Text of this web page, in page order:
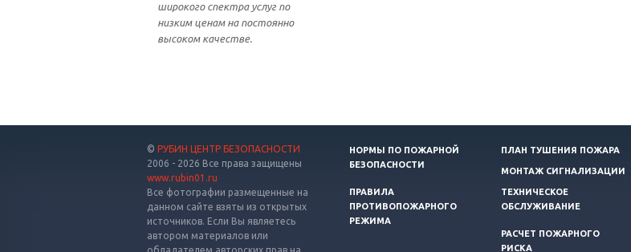
широкого спектра услуг по
низким ценам на постоянно
высоком качестве.
© РУБИН ЦЕНТР БЕЗОПАСНОСТИ
2006 - 2026 Все права защищены
www.rubin01.ru
Все фотографии размещенные на
данном сайте взяты из открытых
источников. Если Вы являетесь
автором материалов или
НОРМЫ ПО ПОЖАРНОЙ
БЕЗОПАСНОСТИ
ПЛАН ТУШЕНИЯ ПОЖАРА
МОНТАЖ СИГНАЛИЗАЦИИ
ПРАВИЛА
ПРОТИВОПОЖАРНОГО
РЕЖИМА
ТЕХНИЧЕСКОЕ
ОБСЛУЖИВАНИЕ
РАСЧЕТ ПОЖАРНОГО
РИСКА